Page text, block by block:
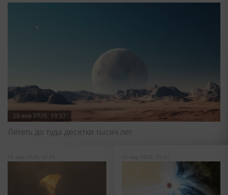
29 янв 2026, 19:37
Лететь до туда десятки тысяч лет